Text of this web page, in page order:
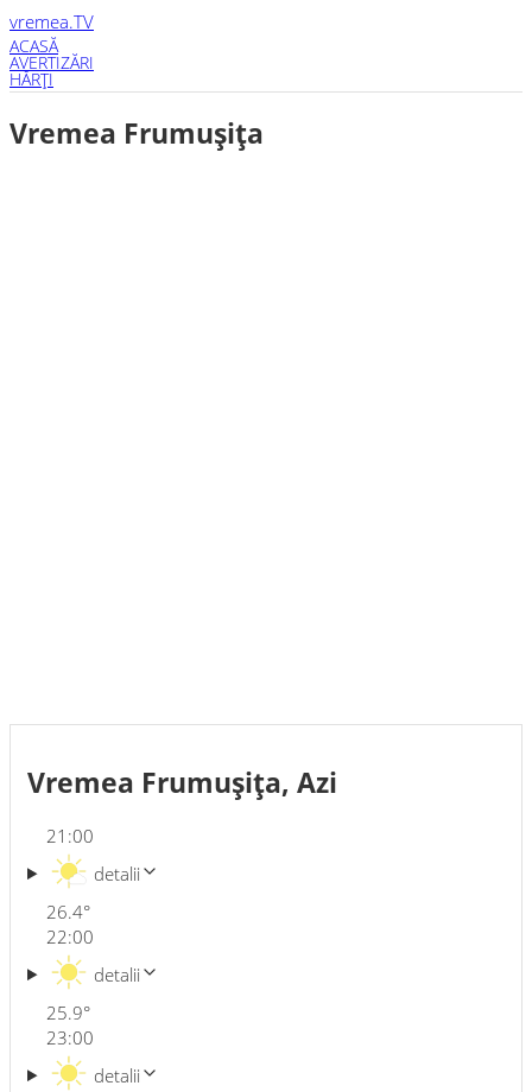
vremea.TV
ACASĂ
AVERTIZĂRI
HĂRŢI
Vremea Frumuşiţa
Vremea Frumuşiţa, Azi
21:00
26.4°
detalii
22:00
25.9°
detalii
23:00
detalii